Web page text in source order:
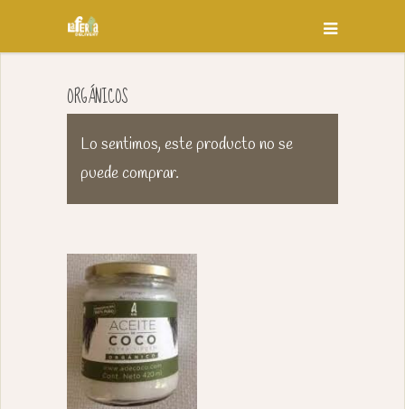
ORGÁNICOS
Lo sentimos, este producto no se
puede comprar.